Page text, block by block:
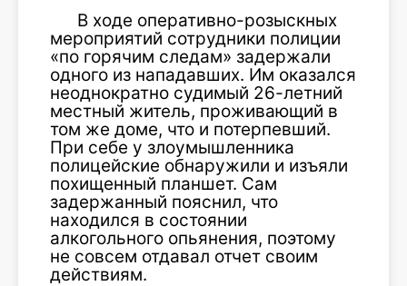
В ходе оперативно-розыскных
мероприятий сотрудники полиции
«по горячим следам» задержали
одного из нападавших. Им оказался
неоднократно судимый 26-летний
местный житель, проживающий в
том же доме, что и потерпевший.
При себе у злоумышленника
полицейские обнаружили и изъяли
похищенный планшет. Сам
задержанный пояснил, что
находился в состоянии
алкогольного опьянения, поэтому
не совсем отдавал отчет своим
действиям.